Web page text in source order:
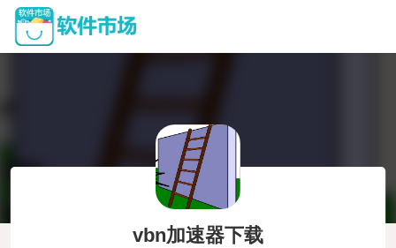
vbn加速器下载